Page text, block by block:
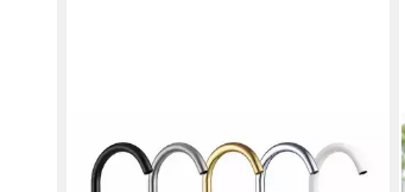
FAIZEE MÖBEL
Küchenarmatur Küchenarmatur